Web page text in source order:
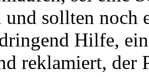
und sollten noch
Hilfe,
reklamiert, der